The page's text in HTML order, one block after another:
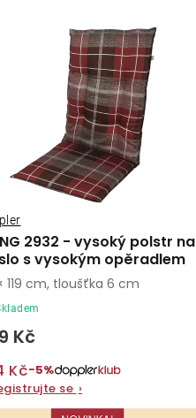
2932 - vysoký polstr na
s vysokým opěradlem
Kč
Kč−5%
se ›
119 cm, tloušťka 6 cm